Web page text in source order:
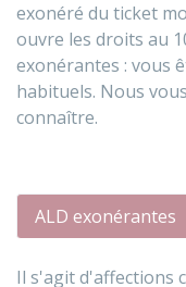
exonéré du ticket
ouvre les droits au
exonérantes : vous
habituels. Nous
connaître.
ALD exonérantes
Il s'agit d'affections